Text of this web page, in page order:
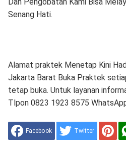
Senang Hati.
Alamat praktek Menetap Kini
Jakarta Barat Buka Praktek
tetap buka. Untuk layanan
Tlpon 0823 1923 8575
Facebook Twitter